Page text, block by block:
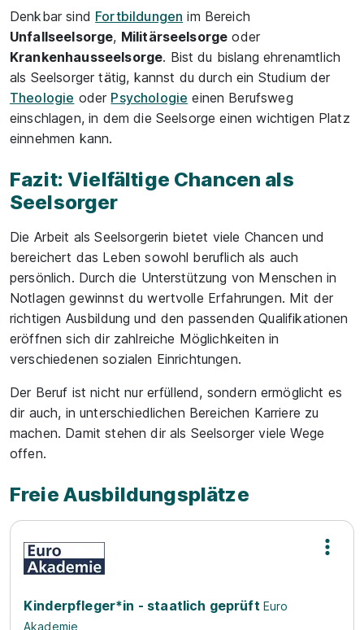
Denkbar sind Fortbildungen im Bereich
Unfallseelsorge, Militärseelsorge oder
Krankenhausseelsorge. Bist du bislang ehrenamtlich
als Seelsorger tätig, kannst du durch ein Studium der
Theologie oder Psychologie einen Berufsweg
einschlagen, in dem die Seelsorge einen wichtigen Platz
einnehmen kann.
Fazit: Vielfältige Chancen als
Seelsorger
Die Arbeit als Seelsorgerin bietet viele Chancen und
bereichert das Leben sowohl beruflich als auch
persönlich. Durch die Unterstützung von Menschen in
Notlagen gewinnst du wertvolle Erfahrungen. Mit der
richtigen Ausbildung und den passenden Qualifikationen
eröffnen sich dir zahlreiche Möglichkeiten in
verschiedenen sozialen Einrichtungen.
Der Beruf ist nicht nur erfüllend, sondern ermöglicht es
dir auch, in unterschiedlichen Bereichen Karriere zu
machen. Damit stehen dir als Seelsorger viele Wege
offen.
Freie Ausbildungsplätze
Kinderpfleger*in - staatlich geprüft Euro
Akademie